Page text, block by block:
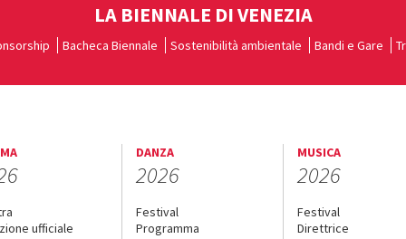
LA BIENNALE DI VENEZIA
Bacheca Biennale Sostenibilità ambientale Bandi e Gare
ufficiale
DANZA
2026
Festival
Programma
MUSICA
2026
Festival
Direttrice